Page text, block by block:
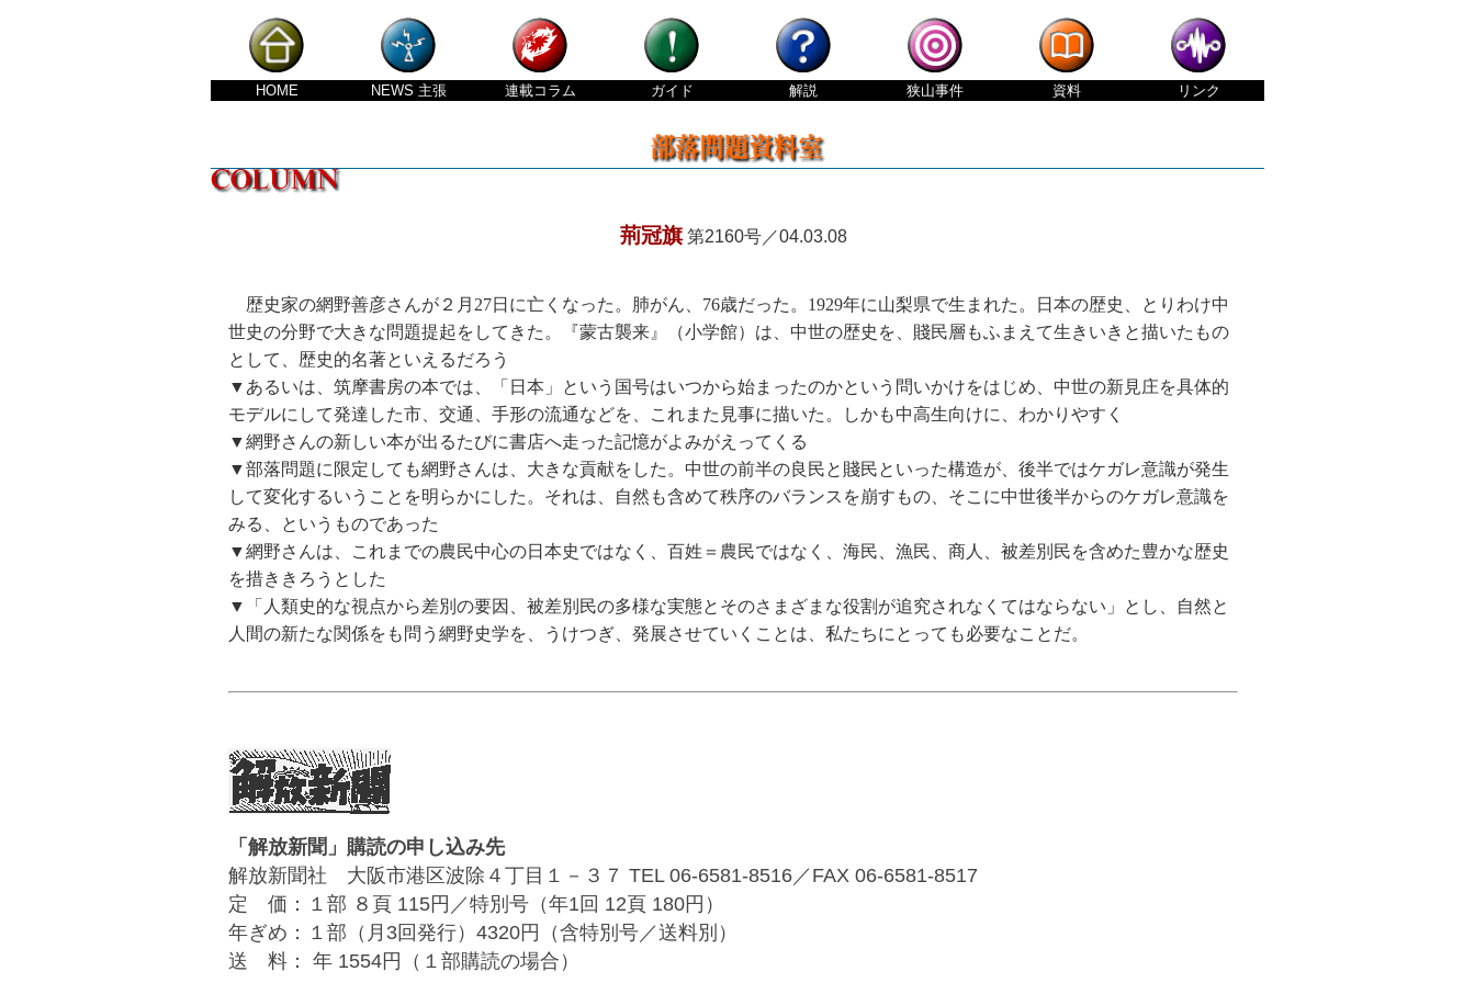
HOME NEWS 主張 連載コラム ガイド 解説 狭山事件 資料 リンク
荊冠旗第2160号／04.03.08
歴史家の網野善彦さんが２月27日に亡くなった。肺がん、76歳だった。1929年に山梨県で生まれた。日本の歴史、とりわけ中
世史の分野で大きな問題提起をしてきた。『蒙古襲来』（小学館）は、中世の歴史を、賤民層もふまえて生きいきと描いたもの
として、歴史的名著といえるだろう
▼あるいは、筑摩書房の本では、「日本」という国号はいつから始まったのかという問いかけをはじめ、中世の新見庄を具体的
モデルにして発達した市、交通、手形の流通などを、これまた見事に描いた。しかも中高生向けに、わかりやすく
▼網野さんの新しい本が出るたびに書店へ走った記憶がよみがえってくる
▼部落問題に限定しても網野さんは、大きな貢献をした。中世の前半の良民と賤民といった構造が、後半ではケガレ意識が発生
して変化するいうことを明らかにした。それは、自然も含めて秩序のバランスを崩すもの、そこに中世後半からのケガレ意識を
みる、というものであった
▼網野さんは、これまでの農民中心の日本史ではなく、百姓＝農民ではなく、海民、漁民、商人、被差別民を含めた豊かな歴史
を措ききろうとした
▼「人類史的な視点から差別の要因、被差別民の多様な実態とそのさまざまな役割が追究されなくてはならない」とし、自然と
人間の新たな関係をも問う網野史学を、うけつぎ、発展させていくことは、私たちにとっても必要なことだ。
「解放新聞」購読の申し込み先
解放新聞社 大阪市港区波除４丁目１－３７ TEL 06-6581-8516／FAX 06-6581-8517
定 価：１部 ８頁 115円／特別号（年1回 12頁 180円）
年ぎめ：１部（月3回発行）4320円（含特別号／送料別）
送 料： 年 1554円（１部購読の場合）